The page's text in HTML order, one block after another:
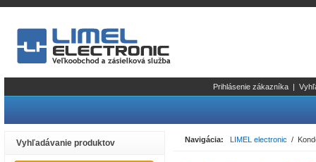
Prihlásenie zákazníka |
Vyhľadávanie produktov Navigácia: LIMEL electronic /